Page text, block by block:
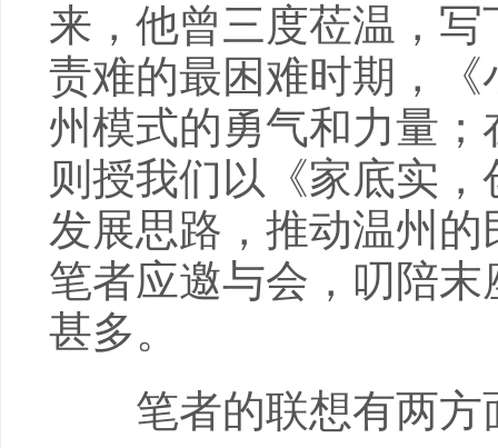
来，他曾三度莅温，
责难的最困难时期，
州模式的勇气和力量
则授我们以《家底实
发展思路，推动温州
笔者应邀与会，叨陪
甚多。
笔者的联想有两方